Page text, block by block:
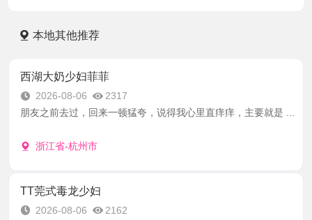
本地其他推荐
西湖大奶少妇菲菲
2026-08-06
2317
朋友之前去过，回来一顿猛夸，说得我心里直痒痒，主要就是 ...
浙江省-杭州市
TT莞式毒龙少妇
2026-08-06
2162